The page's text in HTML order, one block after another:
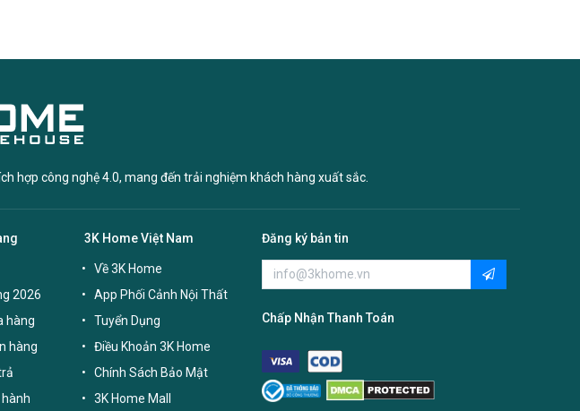
hợp công nghệ 4.0, mang đến trải nghiệm khách hàng xuất sắc.
2026
hàng
hàng
3K Home Việt Nam
Về 3K Home
App Phối Cảnh Nội Thất
Tuyển Dụng
Điều Khoản 3K Home
Chính Sách Bảo Mật
3K Home Mall
Đăng ký bản tin
Chấp Nhận Thanh Toán